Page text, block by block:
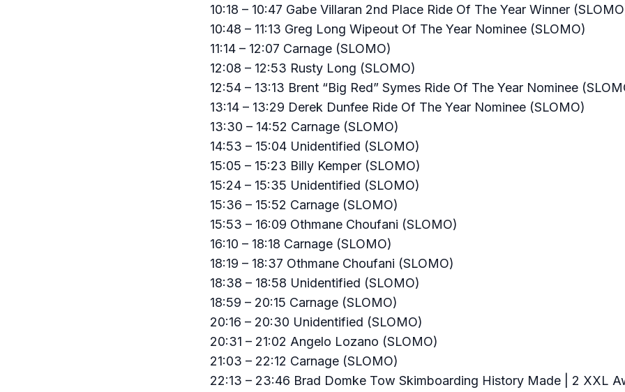
10:18 – 10:47 Gabe Villaran 2nd Place Ride Of The Year Winner
10:48 – 11:13 Greg Long Wipeout Of The Year Nominee (SLOMO)
11:14 – 12:07 Carnage (SLOMO)
12:08 – 12:53 Rusty Long (SLOMO)
12:54 – 13:13 Brent “Big Red” Symes Ride Of The Year Nominee
13:14 – 13:29 Derek Dunfee Ride Of The Year Nominee (SLOMO)
13:30 – 14:52 Carnage (SLOMO)
14:53 – 15:04 Unidentified (SLOMO)
15:05 – 15:23 Billy Kemper (SLOMO)
15:24 – 15:35 Unidentified (SLOMO)
15:36 – 15:52 Carnage (SLOMO)
15:53 – 16:09 Othmane Choufani (SLOMO)
16:10 – 18:18 Carnage (SLOMO)
18:19 – 18:37 Othmane Choufani (SLOMO)
18:38 – 18:58 Unidentified (SLOMO)
18:59 – 20:15 Carnage (SLOMO)
20:16 – 20:30 Unidentified (SLOMO)
20:31 – 21:02 Angelo Lozano (SLOMO)
21:03 – 22:12 Carnage (SLOMO)
22:13 – 23:46 Brad Domke Tow Skimboarding History Made | 2 XXL